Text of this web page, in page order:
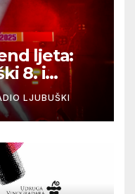
ljeta:
8. i
LJUBUŠKI